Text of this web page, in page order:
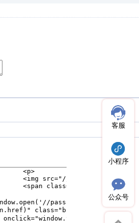
客服
小程序
公众号